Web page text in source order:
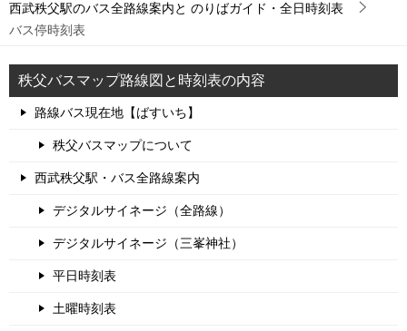
西武秩父駅のバス全路線案内と のりばガイド・全日時刻表
バス停時刻表
秩父バスマップ路線図と時刻表の内容
路線バス現在地【ばすいち】
秩父バスマップについて
西武秩父駅・バス全路線案内
デジタルサイネージ（全路線）
デジタルサイネージ（三峯神社）
平日時刻表
土曜時刻表